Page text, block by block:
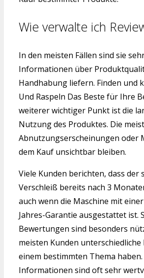
Wie verwalte ich
In den meisten Fällen sind sie
Informationen über
Handhabung liefern. Finden und
Und Raspeln Das Beste für Ihre
weiterer wichtiger Punkt ist die
Nutzung des Produktes. Die
Abnutzungserscheinungen oder
dem Kauf unsichtbar bleiben.
Viele Kunden berichten, dass der
Verschleiß bereits nach 3
auch wenn die Maschine mit
Jahres-Garantie ausgestattet ist.
Bewertungen sind besonders
meisten Kunden
einem bestimmten Thema haben.
Informationen sind oft sehr